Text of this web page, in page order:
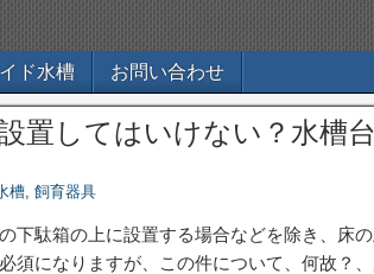
ド水槽 お問い合わせ
置してはいけない？水槽
槽, 飼育器具
下駄箱の上に設置する場合などを除き、床
須になりますが、この件について、何故？